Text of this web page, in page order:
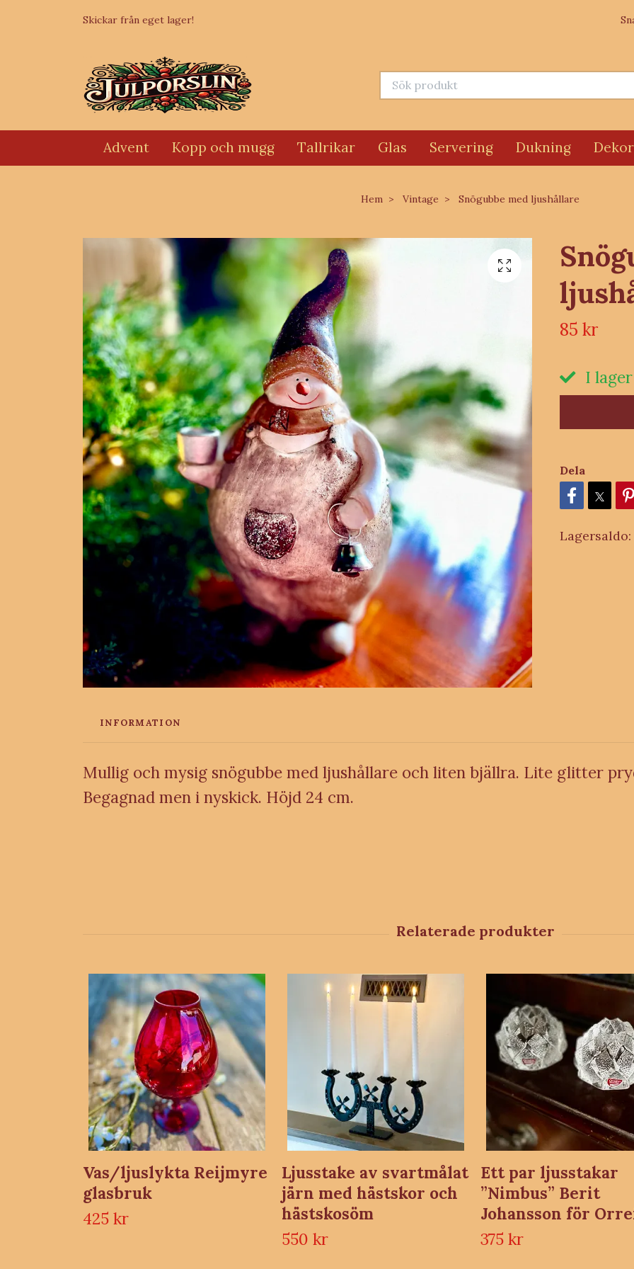
Skickar från eget lager!
Advent Kopp och mugg Tallrikar Glas Servering Dukning
Hem Vintage Snögubbe med ljushållare
85 kr
I lager
Dela
Lagersaldo:
INFORMATION
Mullig och mysig snögubbe med ljushållare och liten bjällra. Lite glitter
Begagnad men i nyskick. Höjd 24 cm.
Vas/ljuslykta Reijmyre
glasbruk
425 kr
Ljusstake av svartmålat
järn med hästskor och
hästskosöm
550 kr
Ett par ljusstakar
”Nimbus” Berit
Johansson för
375 kr